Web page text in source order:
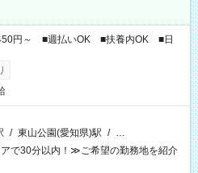
円～ ■週払いOK ■扶養内OK ■日
/ 東山公園(愛知県)駅 / …
で30分以内！≫ご希望の勤務地を紹介